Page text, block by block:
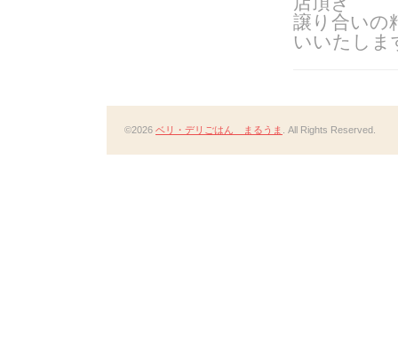
譲り合いの
いいたしま
©2026 ベリ・デリごはん まるうま . All Rights Reserved.